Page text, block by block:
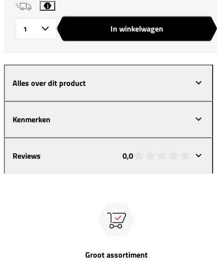
i
In winkelwagen
Alles over dit product
Kenmerken
Reviews 0,0
Groot assortiment